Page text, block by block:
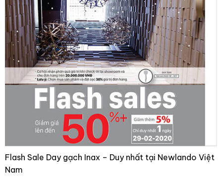
Flash Sale Day gạch Inax – Duy nhất tại Newlando Việt
Nam